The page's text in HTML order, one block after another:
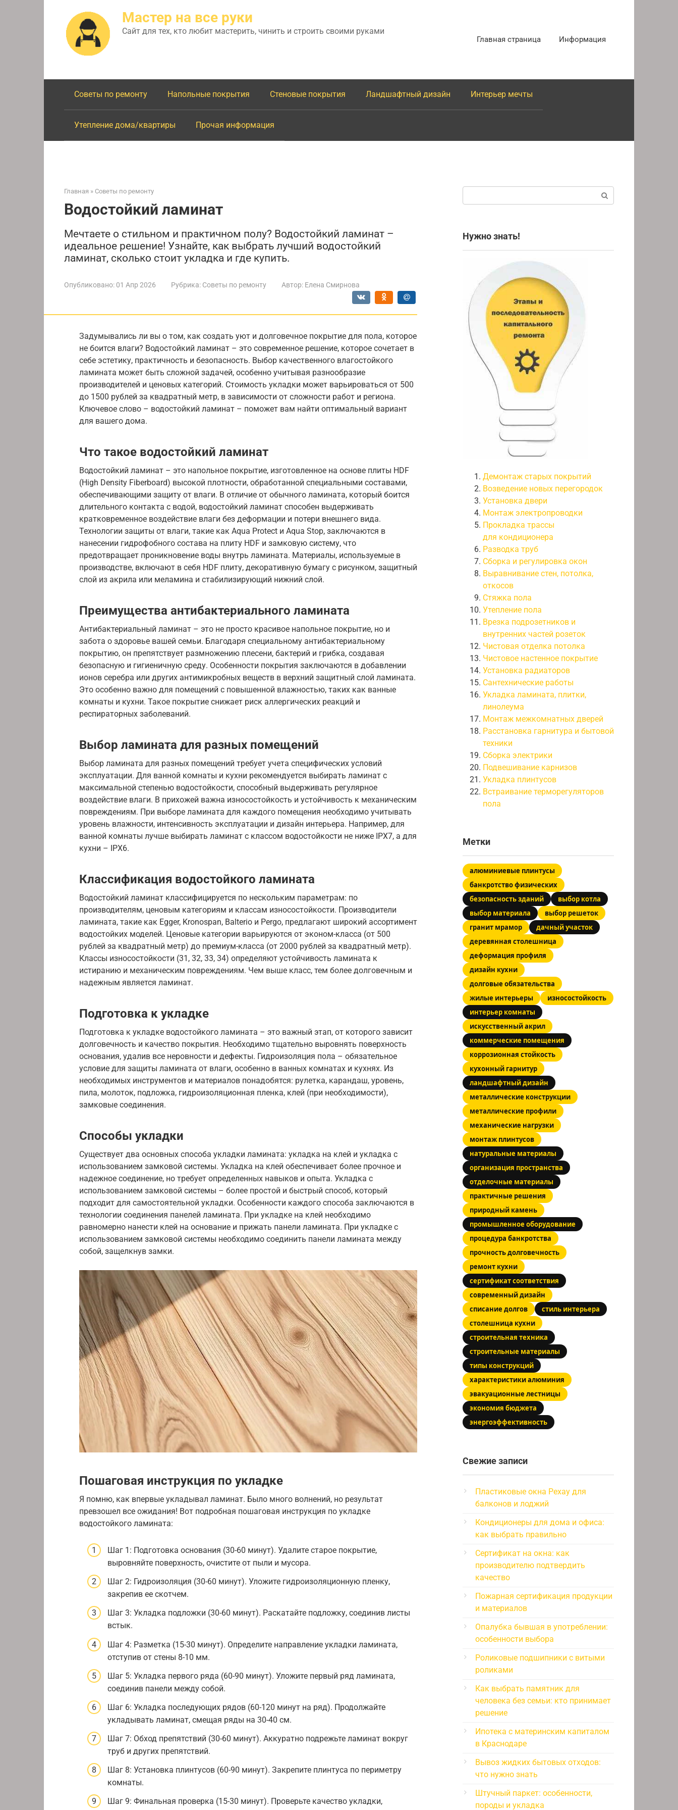
Мастер на все руки
Сайт для тех, кто любит мастерить, чинить и строить своими руками
Главная страница Информация
Советы по ремонту Напольные покрытия Стеновые покрытия Ландшафтный дизайн Интерьер мечты
Утепление дома/квартиры Прочая информация
Главная » Советы по ремонту
Водостойкий ламинат
Мечтаете о стильном и практичном полу? Водостойкий ламинат –
идеальное решение! Узнайте, как выбрать лучший водостойкий
ламинат, сколько стоит укладка и где купить.
Опубликовано: 01 Апр 2026 Рубрика: Советы по ремонту Автор: Елена Смирнова
Задумывались ли вы о том, как создать уют и долговечное покрытие для пола, которое
не боится влаги? Водостойкий ламинат – это современное решение, которое сочетает в
себе эстетику, практичность и безопасность. Выбор качественного влагостойкого
ламината может быть сложной задачей, особенно учитывая разнообразие
производителей и ценовых категорий. Стоимость укладки может варьироваться от 500
до 1500 рублей за квадратный метр, в зависимости от сложности работ и региона.
Ключевое слово – водостойкий ламинат – поможет вам найти оптимальный вариант
для вашего дома.
Что такое водостойкий ламинат
Водостойкий ламинат – это напольное покрытие, изготовленное на основе плиты HDF
(High Density Fiberboard) высокой плотности, обработанной специальными составами,
обеспечивающими защиту от влаги. В отличие от обычного ламината, который боится
длительного контакта с водой, водостойкий ламинат способен выдерживать
кратковременное воздействие влаги без деформации и потери внешнего вида.
Технологии защиты от влаги, такие как Aqua Protect и Aqua Stop, заключаются в
нанесении гидрофобного состава на плиту HDF и замковую систему, что
предотвращает проникновение воды внутрь ламината. Материалы, используемые в
производстве, включают в себя HDF плиту, декоративную бумагу с рисунком, защитный
слой из акрила или меламина и стабилизирующий нижний слой.
Преимущества антибактериального ламината
Антибактериальный ламинат – это не просто красивое напольное покрытие, но и
забота о здоровье вашей семьи. Благодаря специальному антибактериальному
покрытию, он препятствует размножению плесени, бактерий и грибка, создавая
безопасную и гигиеничную среду. Особенности покрытия заключаются в добавлении
ионов серебра или других антимикробных веществ в верхний защитный слой ламината.
Это особенно важно для помещений с повышенной влажностью, таких как ванные
комнаты и кухни. Такое покрытие снижает риск аллергических реакций и
респираторных заболеваний.
Выбор ламината для разных помещений
Выбор ламината для разных помещений требует учета специфических условий
эксплуатации. Для ванной комнаты и кухни рекомендуется выбирать ламинат с
максимальной степенью водостойкости, способный выдерживать регулярное
воздействие влаги. В прихожей важна износостойкость и устойчивость к механическим
повреждениям. При выборе ламината для каждого помещения необходимо учитывать
уровень влажности, интенсивность эксплуатации и дизайн интерьера. Например, для
ванной комнаты лучше выбирать ламинат с классом водостойкости не ниже IPX7, а для
кухни – IPX6.
Классификация водостойкого ламината
Водостойкий ламинат классифицируется по нескольким параметрам: по
производителям, ценовым категориям и классам износостойкости. Производители
ламината, такие как Egger, Kronospan, Balterio и Pergo, предлагают широкий ассортимент
водостойких моделей. Ценовые категории варьируются от эконом-класса (от 500
рублей за квадратный метр) до премиум-класса (от 2000 рублей за квадратный метр).
Классы износостойкости (31, 32, 33, 34) определяют устойчивость ламината к
истиранию и механическим повреждениям. Чем выше класс, тем более долговечным и
надежным является ламинат.
Подготовка к укладке
Подготовка к укладке водостойкого ламината – это важный этап, от которого зависит
долговечность и качество покрытия. Необходимо тщательно выровнять поверхность
основания, удалив все неровности и дефекты. Гидроизоляция пола – обязательное
условие для защиты ламината от влаги, особенно в ванных комнатах и кухнях. Из
необходимых инструментов и материалов понадобятся: рулетка, карандаш, уровень,
пила, молоток, подложка, гидроизоляционная пленка, клей (при необходимости),
замковые соединения.
Способы укладки
Существует два основных способа укладки ламината: укладка на клей и укладка с
использованием замковой системы. Укладка на клей обеспечивает более прочное и
надежное соединение, но требует определенных навыков и опыта. Укладка с
использованием замковой системы – более простой и быстрый способ, который
подходит для самостоятельной укладки. Особенности каждого способа заключаются в
технологии соединения панелей ламината. При укладке на клей необходимо
равномерно нанести клей на основание и прижать панели ламината. При укладке с
использованием замковой системы необходимо соединить панели ламината между
собой, защелкнув замки.
Пошаговая инструкция по укладке
Я помню, как впервые укладывал ламинат. Было много волнений, но результат
превзошел все ожидания! Вот подробная пошаговая инструкция по укладке
водостойкого ламината:
Шаг 1: Подготовка основания (30-60 минут). Удалите старое покрытие,
выровняйте поверхность, очистите от пыли и мусора.
Шаг 2: Гидроизоляция (30-60 минут). Уложите гидроизоляционную пленку,
закрепив ее скотчем.
Шаг 3: Укладка подложки (30-60 минут). Раскатайте подложку, соединив листы
встык.
Шаг 4: Разметка (15-30 минут). Определите направление укладки ламината,
отступив от стены 8-10 мм.
Шаг 5: Укладка первого ряда (60-90 минут). Уложите первый ряд ламината,
соединив панели между собой.
Шаг 6: Укладка последующих рядов (60-120 минут на ряд). Продолжайте
укладывать ламинат, смещая ряды на 30-40 см.
Шаг 7: Обход препятствий (30-60 минут). Аккуратно подрежьте ламинат вокруг
труб и других препятствий.
Шаг 8: Установка плинтусов (60-90 минут). Закрепите плинтуса по периметру
комнаты.
Шаг 9: Финальная проверка (15-30 минут). Проверьте качество укладки,
Нужно знать!
Демонтаж старых покрытий
Возведение новых перегородок
Установка двери
Монтаж электропроводки
Прокладка трассы
для кондиционера
Разводка труб
Сборка и регулировка окон
Выравнивание стен, потолка,
откосов
Стяжка пола
Утепление пола
Врезка подрозетников и
внутренних частей розеток
Чистовая отделка потолка
Чистовое настенное покрытие
Установка радиаторов
Сантехнические работы
Укладка ламината, плитки,
линолеума
Монтаж межкомнатных дверей
Расстановка гарнитура и бытовой
техники
Сборка электрики
Подвешивание карнизов
Укладка плинтусов
Встраивание терморегуляторов
пола
Метки
алюминиевые плинтусы
банкротство физических
безопасность зданий
выбор котла
выбор материала
выбор решеток
гранит мрамор
дачный участок
деревянная столешница
деформация профиля
дизайн кухни
долговые обязательства
жилые интерьеры
износостойкость
интерьер комнаты
искусственный акрил
коммерческие помещения
коррозионная стойкость
кухонный гарнитур
ландшафтный дизайн
металлические конструкции
металлические профили
механические нагрузки
монтаж плинтусов
натуральные материалы
организация пространства
отделочные материалы
практичные решения
природный камень
промышленное оборудование
процедура банкротства
прочность долговечность
ремонт кухни
сертификат соответствия
современный дизайн
списание долгов
стиль интерьера
столешница кухни
строительная техника
строительные материалы
типы конструкций
характеристики алюминия
эвакуационные лестницы
экономия бюджета
энергоэффективность
Свежие записи
Пластиковые окна Рехау для
балконов и лоджий
Кондиционеры для дома и офиса:
как выбрать правильно
Сертификат на окна: как
производителю подтвердить
качество
Пожарная сертификация продукции
и материалов
Опалубка бывшая в употреблении:
особенности выбора
Роликовые подшипники с витыми
роликами
Как выбрать памятник для
человека без семьи: кто принимает
решение
Ипотека с материнским капиталом
в Краснодаре
Вывоз жидких бытовых отходов:
что нужно знать
Штучный паркет: особенности,
породы и укладка